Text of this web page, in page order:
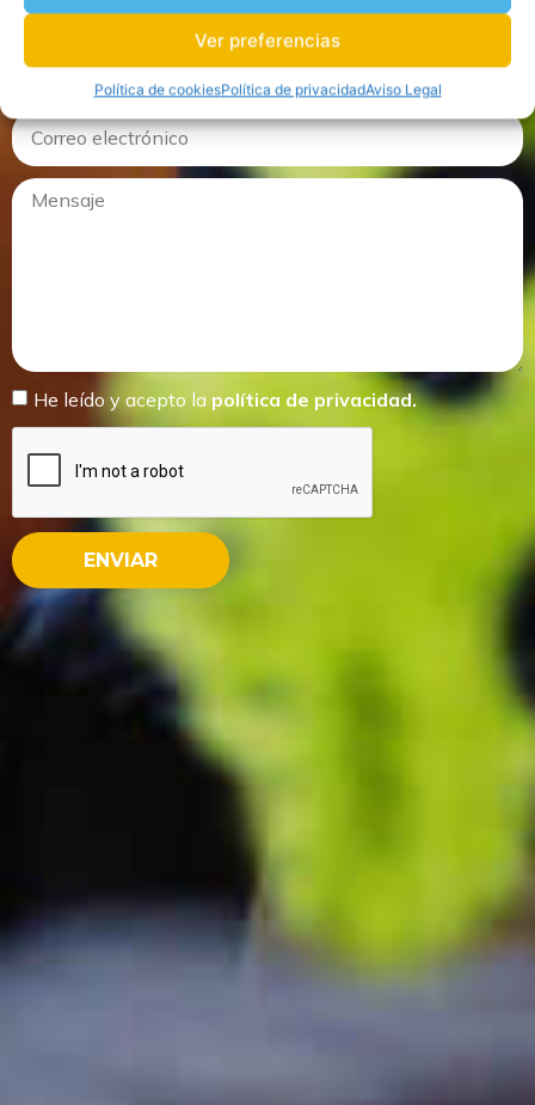
Ver preferencias
Política de cookiesPolítica de privacidadAviso Legal
He leído y acepto la política de privacidad.
ENVIAR